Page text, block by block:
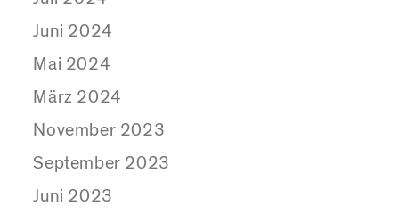
Juni 2024
Mai 2024
März 2024
November 2023
September 2023
Juni 2023